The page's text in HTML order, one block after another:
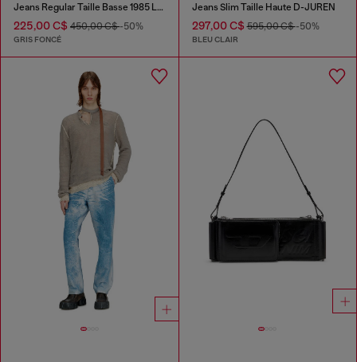
Jeans Regular Taille Basse 1985 Larkee
225,00 C$ 450,00 C$-50%
GRIS FONCÉ
Jeans Slim Taille Haute D-JUREN
297,00 C$595,00 C$-50%
BLEU CLAIR